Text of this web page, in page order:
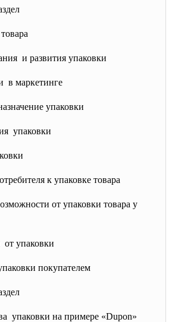
и развития упаковки
в маркетинге
упаковки
упаковки
к упаковке товара
от упаковки товара у
от упаковки
покупателем
упаковки на примере «Dupon»